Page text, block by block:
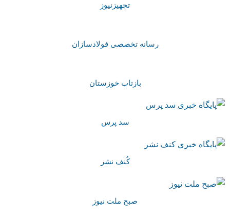
تجهیزنیوز
رسانه تخصصی فولادسازان
بازتاب خوزستان
سد پرس
کُنف نشر
صبح ملت نیوز